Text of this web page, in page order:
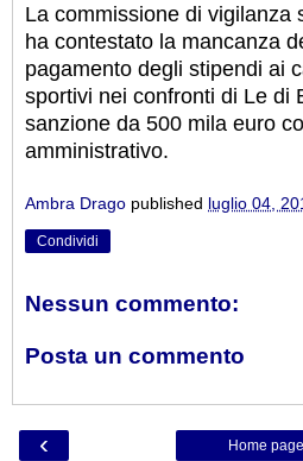
La commissione di vigilanza
ha contestato la mancanza
pagamento degli stipendi ai
sportivi nei confronti di Le di
sanzione da 500 mila euro
amministrativo.
Ambra Drago published luglio 04,
Condividi
Nessun commento:
Posta un commento
‹ Home page